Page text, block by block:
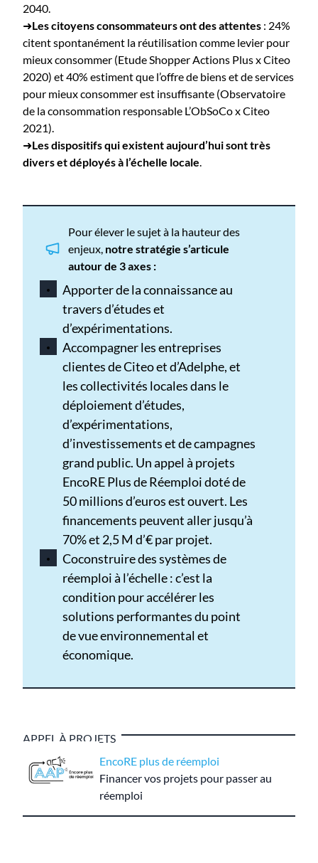
2040.
➜Les citoyens consommateurs ont des attentes : 24%
citent spontanément la réutilisation comme levier pour
mieux consommer (Etude Shopper Actions Plus x Citeo
2020) et 40% estiment que l’offre de biens et de services
pour mieux consommer est insuffisante (Observatoire
de la consommation responsable L’ObSoCo x Citeo
2021).
➜Les dispositifs qui existent aujourd’hui sont très
divers et déployés à l’échelle locale
Pour élever le sujet à la hauteur des
enjeux, notre stratégie s’articule
autour de 3 axes :
Apporter de la connaissance au
travers d’études et
d’expérimentations.
Accompagner les entreprises
clientes de Citeo et d’Adelphe, et
les collectivités locales dans le
déploiement d’études,
d’expérimentations,
d’investissements et de campagnes
grand public. Un appel à projets
EncoRE Plus de Réemploi doté de
50 millions d’euros est ouvert. Les
financements peuvent aller jusqu’à
70% et 2,5 M d’€ par projet.
Coconstruire des systèmes de
réemploi à l’échelle : c’est la
condition pour accélérer les
solutions performantes du point
de vue environnemental et
économique.
APPEL À PROJETS
EncoRE plus de réemploi
Financer vos projets pour passer au
réemploi